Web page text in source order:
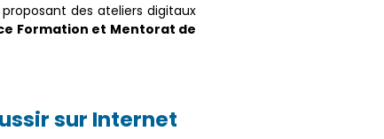
proposant des ateliers digitaux
Formation et Mentorat de
sur Internet